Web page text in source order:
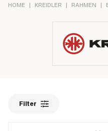
HOME | KREIDLER | RAHMEN |
Filter